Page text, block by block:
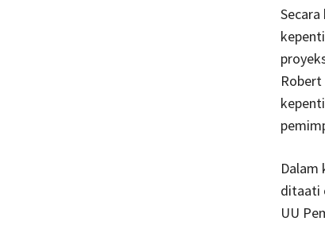
Dalam
ditaati
UU